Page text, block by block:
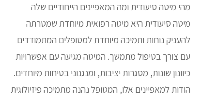
מהי מיטה סיעודית ומה המאפיינים הייחודיים שלה
מיטה סיעודית היא מיטה רפואית מיוחדת שמטרתה
להעניק נוחות ותמיכה מיוחדת למטופלים המתמודדים
עם צורך בטיפול מתמשך. המיטה מגיעה עם אפשרויות
כיוונון שונות, מסגרות יציבות, ומנגנוני בטיחות מיוחדים.
הודות למאפיינים אלו, המטופל נהנה מתמיכה פיזיולוגית